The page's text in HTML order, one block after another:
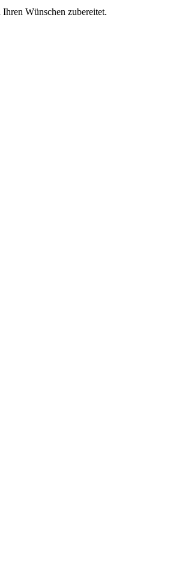
Wünschen zubereitet.